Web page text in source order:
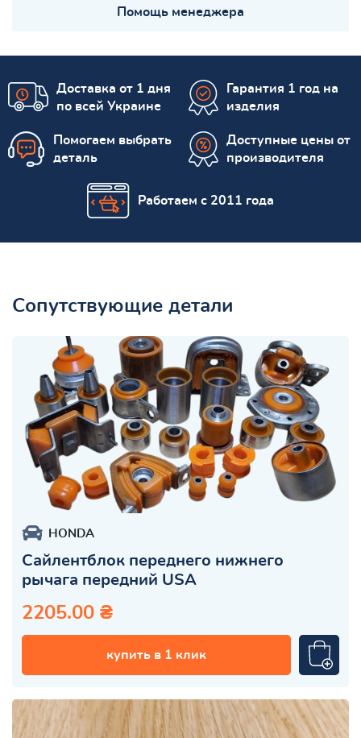
Помощь менеджера
Доставка от 1 дня
по всей Украине
Гарантия 1 год на
изделия
Помогаем выбрать
деталь
Доступные цены от
производителя
Работаем с 2011 года
Сопутствующие детали
HONDA
Сайлентблок переднего нижнего
рычага передний USA
2205.00 ₴
купить в 1 клик